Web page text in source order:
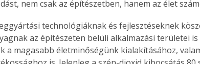
nem csak az építészetben, hanem az élet
technológiáknak és fejlesztéseknek
az építészeten belüli alkalmazási területei is
a magasabb életminőségünk kialakításához,